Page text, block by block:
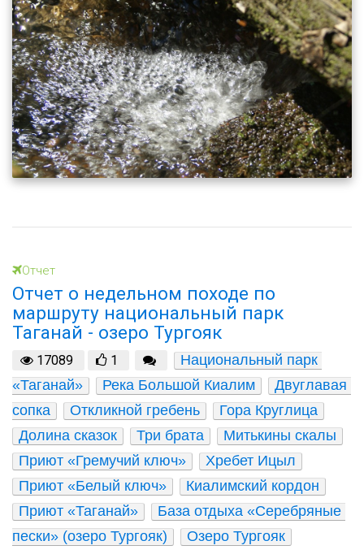
Отчет
Отчет о недельном походе по
маршруту национальный парк
Таганай - озеро Тургояк
17089 1
Национальный парк
«Таганай»
Река Большой Киалим
Двуглавая
сопка
Откликной гребень
Гора Круглица
Долина сказок
Три брата
Митькины скалы
Приют «Гремучий ключ»
Хребет Ицыл
Приют «Белый ключ»
Киалимский кордон
Приют «Таганай»
База отдыха «Серебряные
пески» (озеро Тургояк)
Озеро Тургояк